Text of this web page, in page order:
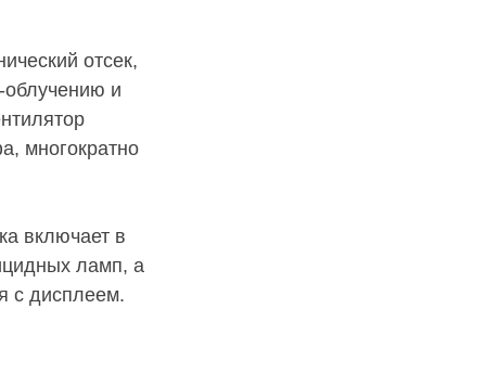
отсек,
облучению и
многократно
включает в
ламп, а
с дисплеем.